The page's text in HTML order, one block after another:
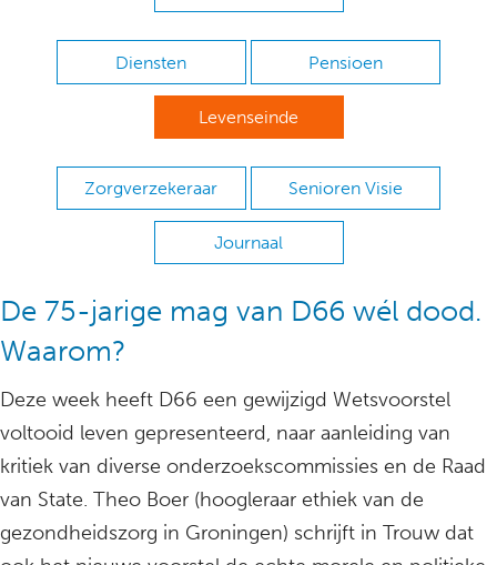
Diensten Pensioen
Levenseinde
Zorgverzekeraar Senioren Visie
Journaal
De 75-jarige mag van D66 wél dood.
Waarom?
Deze week heeft D66 een gewijzigd Wetsvoorstel
voltooid leven gepresenteerd, naar aanleiding van
kritiek van diverse onderzoekscommissies en de Raad
van State. Theo Boer (hoogleraar ethiek van de
gezondheidszorg in Groningen) schrijft in Trouw dat